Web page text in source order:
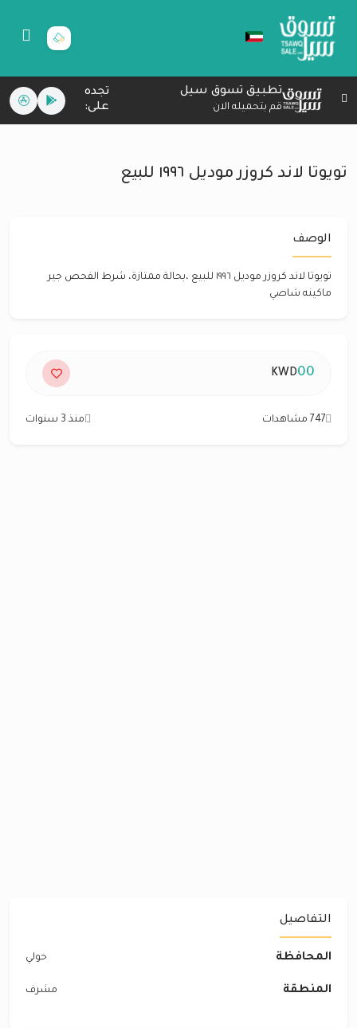
تطبيق تسوق سيل
قم بتحميله الان
تجده
على:
تويوتا لاند كروزر موديل ١٩٩٦ للبيع
الوصف
تويوتا لاند كروزر موديل ١٩٩٦ للبيع ،بحالة ممتازة، شرط الفحص جير
ماكينه شاصي
00
KWD
747 مشاهدات منذ 3 سنوات
التفاصيل
المحافظة حولي
المنطقة مشرف